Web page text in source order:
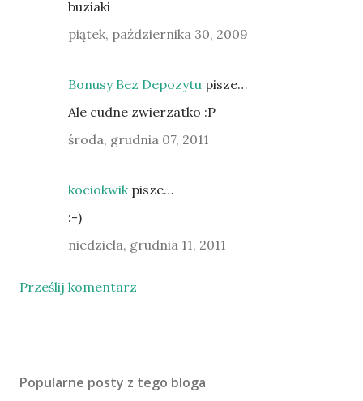
buziaki
piątek, października 30, 2009
Bonusy Bez Depozytu pisze…
Ale cudne zwierzatko :P
środa, grudnia 07, 2011
kociokwikpisze…
:-)
niedziela, grudnia 11, 2011
Prześlij komentarz
Popularne posty z tego bloga